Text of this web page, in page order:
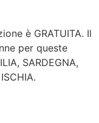
è GRATUITA. Il
per queste
SARDEGNA,